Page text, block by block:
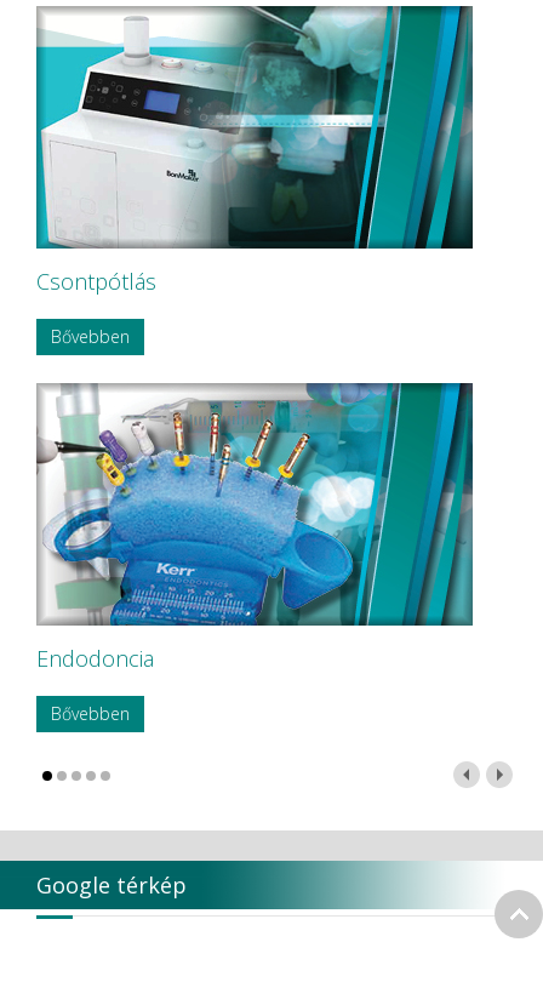
Csontpótlás
Bővebben
Endodoncia
Bővebben
Google térkép